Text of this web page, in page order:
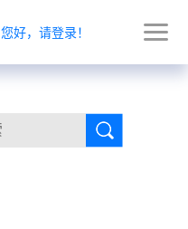
您好，请登录！